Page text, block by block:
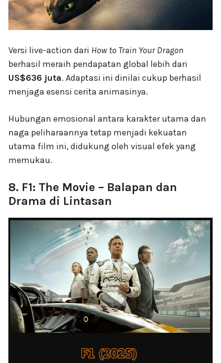
Versi live-action dari How to Train Your Dragon
berhasil meraih pendapatan global lebih dari
US$636 juta. Adaptasi ini dinilai cukup berhasil
menjaga esensi cerita animasinya.
Hubungan emosional antara karakter utama dan
naga peliharaannya tetap menjadi kekuatan
utama film ini, didukung oleh visual efek yang
memukau.
8. F1: The Movie – Balapan dan
Drama di Lintasan